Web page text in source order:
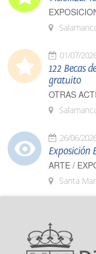
01/07/
122 Becas
gratuito
OTRAS
26/06/
Exposición
ARTE /
Santa